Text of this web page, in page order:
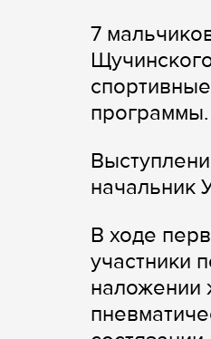
7
программы.
начальник
В ходе
участники
наложении